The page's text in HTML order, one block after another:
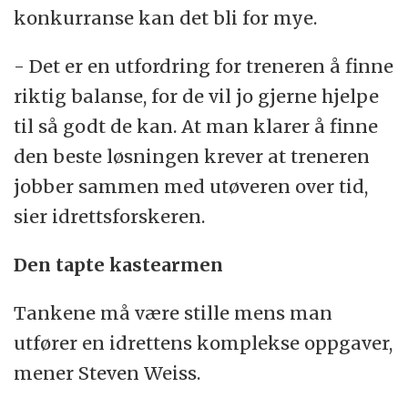
konkurranse kan det bli for mye.
- Det er en utfordring for treneren å finne
riktig balanse, for de vil jo gjerne hjelpe
til så godt de kan. At man klarer å finne
den beste løsningen krever at treneren
jobber sammen med utøveren over tid,
sier idrettsforskeren.
Den tapte kastearmen
Tankene må være stille mens man
utfører en idrettens komplekse oppgaver,
mener Steven Weiss.